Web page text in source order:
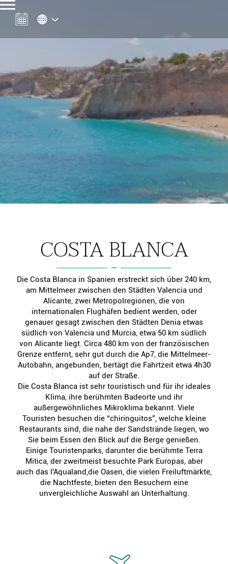
COSTA BLANCA
Die Costa Blanca in Spanien erstreckt sich über 240 km,
am Mittelmeer zwischen den Städten Valencia und
Alicante, zwei Metropolregionen, die von
internationalen Flughäfen bedient werden, oder
genauer gesagt zwischen den Städten Denia etwas
südlich von Valencia und Murcia, etwa 50 km südlich
von Alicante liegt. Circa 480 km von der französischen
Grenze entfernt, sehr gut durch die Ap7, die Mittelmeer-
Autobahn, angebunden, bertägt die Fahrtzeit etwa 4h30
auf der Straße.
Die Costa Blanca ist sehr touristisch und für ihr ideales
Klima, ihre berühmten Badeorte und ihr
außergewöhnliches Mikroklima bekannt. Viele
Touristen besuchen die “chiringuitos”, welche kleine
Restaurants sind, die nahe der Sandstrände liegen, wo
Sie beim Essen den Blick auf die Berge genießen.
Einige Touristenparks, darunter die berühmte Terra
Mitica, der zweitmeist besuchte Park Europas, aber
auch das l'Aqualand,die Oasen, die vielen Freiluftmärkte,
die Nachtfeste, bieten den Besuchern eine
unvergleichliche Auswahl an Unterhaltung.